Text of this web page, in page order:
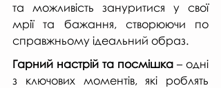
та можливість зануритися у свої
мрії та бажання, створюючи по
справжньому ідеальний образ.
Гарний настрій та посмішка – одні
з ключових моментів, які роблять